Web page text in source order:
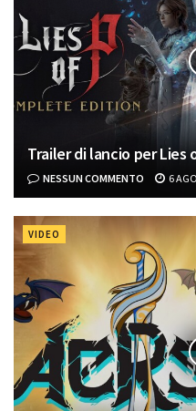
Trailer di lancio per Lies
NESSUN COMMENTO 6
VIDEO